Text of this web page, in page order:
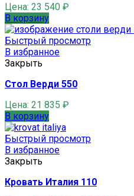
Цена: 23 540 ₽
В корзину
Быстрый просмотр
В избранное
Закрыть
Стол Верди 550
Цена: 21 835 ₽
В корзину
Быстрый просмотр
В избранное
Закрыть
Кровать Италия 110